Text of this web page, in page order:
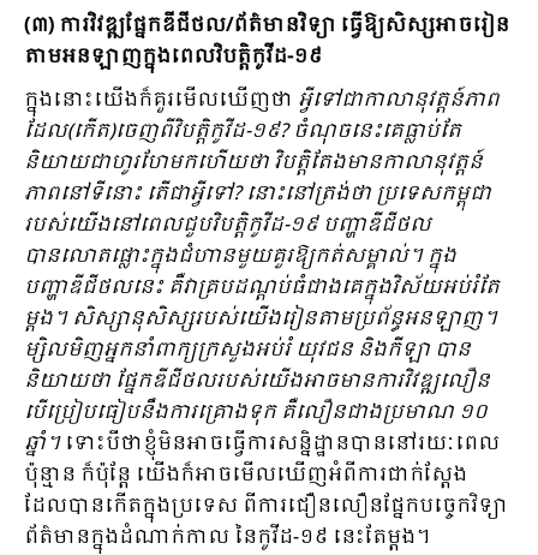
(៣) ការវិវឌ្ឍផ្នែកឌីជីថល/ព័ត៌មានវិទ្យា ធ្វើឱ្យសិស្សអាចរៀន
តាមអនឡាញក្នុងពេលវិបត្តិកូវីដ-១៩
ក្នុងនោះយើងក៏គួរមើលឃើញថា អ្វីទៅជាកាលានុវត្ដន៍ភាព
ដែល(កើត)ចេញពីវិបត្ដិកូវីដ-១៩? ចំណុចនេះគេធ្លាប់តែ
និយាយជាហូរហែមកហើយថា វិបត្ដិតែងមានកាលានុវត្ដន៍
ភាពនៅទីនោះ តើជាអ្វីទៅ? នោះនៅត្រង់ថា ប្រទេស​កម្ពុជា
របស់យើងនៅពេលជួបវិបត្ដិកូវីដ-១៩ បញ្ហាឌីជីថល
បានលោតផ្លោះក្នុងជំហានមួយគួរឱ្យកត់សម្គាល់​។ ក្នុង
បញ្ហាឌីជីថលនេះ គឺវាគ្របដណ្ដប់ធំជាងគេក្នុងវិស័យអប់រំតែ
ម្ដង។ សិស្សានុសិស្សរបស់យើងរៀនតាម​ប្រព័ន្ធអនឡាញ។
ម្សិលមិញអ្នកនាំពាក្យក្រសួងអប់រំ​ យុវជន និងកីឡា បាន
និយាយ​ថា ផ្នែកឌីជីថលរបស់យើងអាចមានការវិវឌ្ឍលឿន
បើប្រៀបធៀបនឹងការគ្រោងទុក គឺលឿនជាងប្រមាណ ១០
ឆ្នាំ។​ទោះបីថាខ្ញុំមិនអាចធ្វើការសន្និដ្ឋានបាននៅរយៈពេល
ប៉ុន្មាន ក៏ប៉ុន្ដែ យើងក៏អាចមើលឃើញអំពីការជាក់ស្ដែង ​
ដែលបានកើតក្នុងប្រទេស ពីការជឿនលឿនផ្នែកបច្ចេកវិទ្យា
ព័ត៌មានក្នុងដំណាក់កាល នៃកូវីដ-១៩ នេះតែម្ដង។